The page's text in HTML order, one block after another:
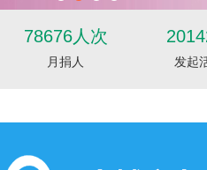
78676人次
月捐人 发起